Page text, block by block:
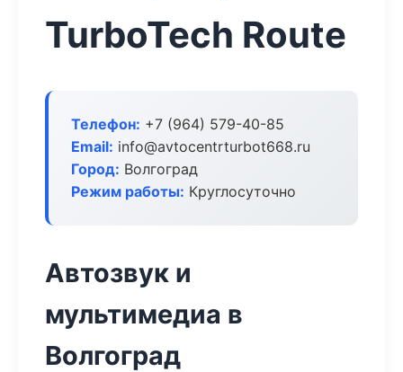
TurboTech Route
Телефон: +7 (964) 579-40-85
Email: info@avtocentrturbot668.ru
Город: Волгоград
Режим работы: Круглосуточно
Автозвук и
мультимедиа в
Волгоград